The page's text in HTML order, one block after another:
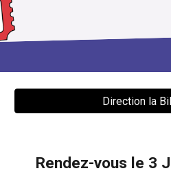
Direction la
Rendez-vous le 3